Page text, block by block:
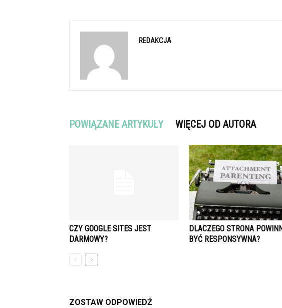
REDAKCJA
POWIĄZANE ARTYKUŁY WIĘCEJ OD AUTORA
CZY GOOGLE SITES JEST
DARMOWY?
DLACZEGO STRONA
BYĆ RESPONSYWNA?
ZOSTAW ODPOWIEDŹ